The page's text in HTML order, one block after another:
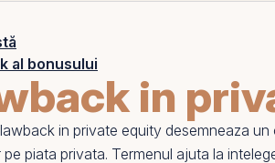
al bonusului
in
in private equity desemneaza
pe piata privata. Termenul ajuta la